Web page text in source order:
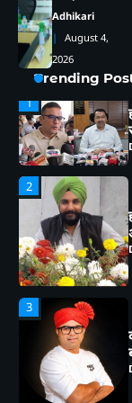
Adhikari
August 4,
2026
Trending
1
2
3